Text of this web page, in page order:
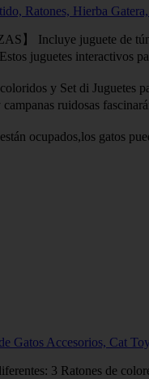
Ratones, Hierba
Incluye juguete de
interactivos
y Set di Juguetes
ruidosas
ocupados,los gatos
Gatos Accesorios, Cat
3 Ratones de